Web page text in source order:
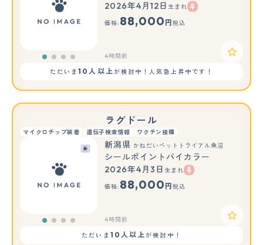
2026年4月12日 生まれ
価格: 88,000 円 税込
4時間前
ただいま10人以上が検討中！人気急上昇中です！
ラグドール
マイクロチップ装着 遺伝子検査情報 ワクチン接種
新潟県 かねだいペットトライアル魚沼
シールポイントバイカラー
2026年4月3日 生まれ
価格: 88,000 円 税込
4時間前
ただいま 10人以上が検討中！